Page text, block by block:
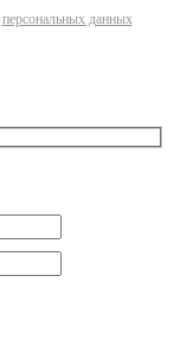
персональных данных